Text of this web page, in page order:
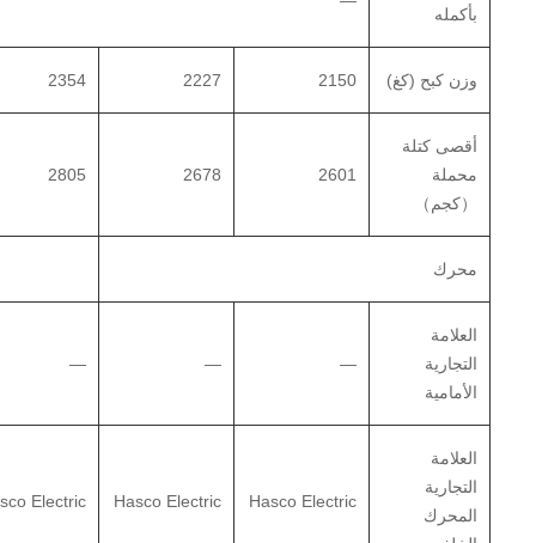
بأكمله
وزن كبح (كغ) 2150
2227
2354
أقصى كتلة
محملة
（كجم）
2601
2678
2805
محرك
العلامة
التجارية
الأمامية
—
—
—
العلامة
التجارية
المحرك
Hasco Electric
Hasco Electric
Electric